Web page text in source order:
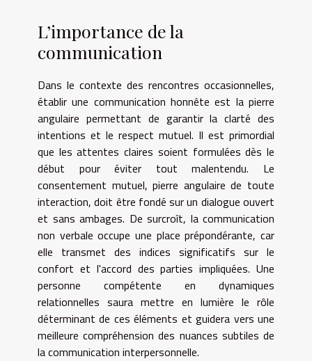
L’importance de la
communication
Dans le contexte des rencontres occasionnelles,
établir une communication honnête est la pierre
angulaire permettant de garantir la clarté des
intentions et le respect mutuel. Il est primordial
que les attentes claires soient formulées dès le
début pour éviter tout malentendu. Le
consentement mutuel, pierre angulaire de toute
interaction, doit être fondé sur un dialogue ouvert
et sans ambages. De surcroît, la communication
non verbale occupe une place prépondérante, car
elle transmet des indices significatifs sur le
confort et l'accord des parties impliquées. Une
personne compétente en dynamiques
relationnelles saura mettre en lumière le rôle
déterminant de ces éléments et guidera vers une
meilleure compréhension des nuances subtiles de
la communication interpersonnelle.